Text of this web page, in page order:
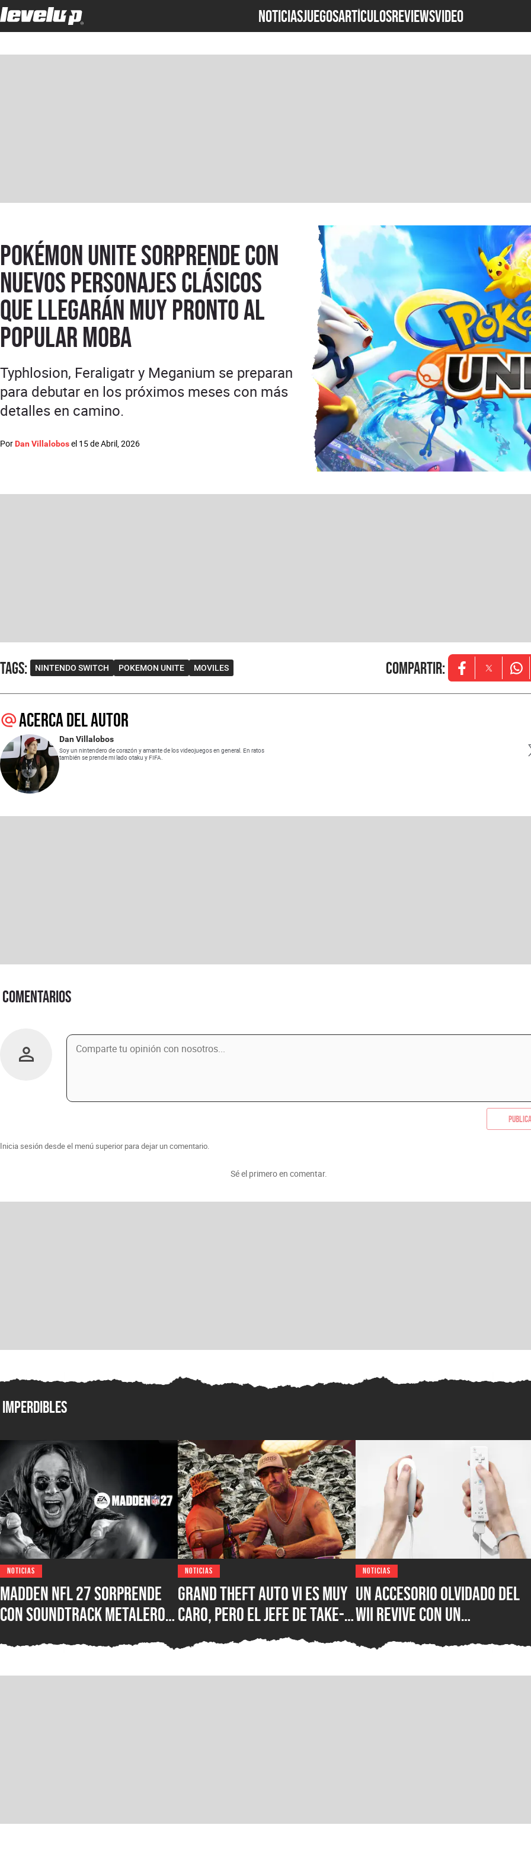
NOTICIASJUEGOSARTÍCULOSREVIEWSVideo
Pokémon Unite sorprende con
nuevos personajes clásicos
que llegarán muy pronto al
popular MOBA
Por Dan Villalobosel 15 de Abril, 2026
Typhlosion, Feraligatr y Meganium se preparan
para debutar en los próximos meses con más
detalles en camino.
Tags: NINTENDO SWITCH POKEMON UNITE MOVILES Compartir: Opens in new
Opens in
Acerca del autor
Dan Villalobos
Soy un nintendero de corazón y amante de los videojuegos en general. En ratos
también se prende mi lado otaku y FIFA.
Comentarios
Inicia sesión desde el menú superior para dejar un comentario.
Sé el primero en comentar.
Imperdibles
NOTICIAS
Madden NFL 27 sorprende
con soundtrack metalero:
más grupos están en la
NOTICIAS
Grand Theft Auto VI es muy
caro, pero el jefe de Take-
Two defiende el precio de
hasta $100 USD y explica
cuánto costarán sus
NOTICIAS
Un accesorio olvidado del
Wii revive con un
sorprendiendo a creadores
de contenido